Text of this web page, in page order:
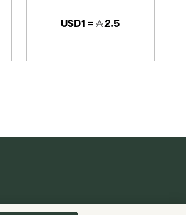
USD1 = 2.5